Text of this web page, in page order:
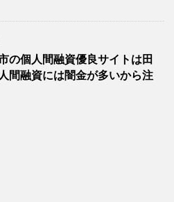
の個人間融資優良サイトは田
間融資には闇金が多いから注